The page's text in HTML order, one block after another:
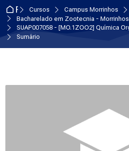
Página inicial
Cursos Campus Morrinhos
Bacharelado em Zootecnia - Morrinhos
Sumário